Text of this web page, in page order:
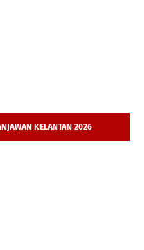
KELANTAN 2026